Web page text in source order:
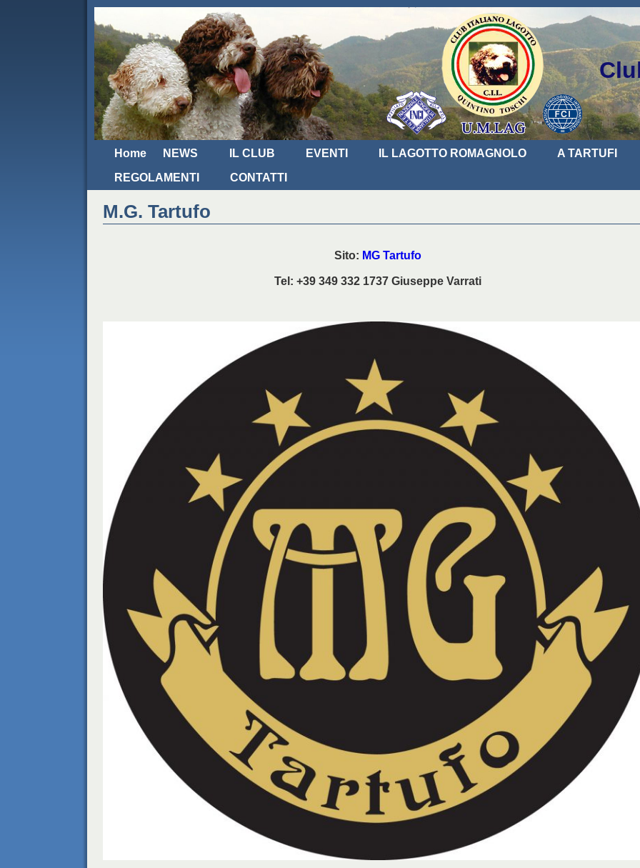
Home NEWS IL CLUB EVENTI IL LAGOTTO ROMAGNOLO
A TARTUFI
REGOLAMENTI
CONTATTI
M.G. Tartufo
Sito: MG Tartufo
Tel: +39 349 332 1737 Giuseppe Varrati